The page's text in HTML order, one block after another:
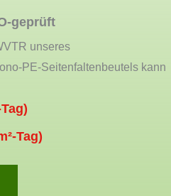
geprüft
unseres
PE-Seitenfaltenbeutels kann
Tag)